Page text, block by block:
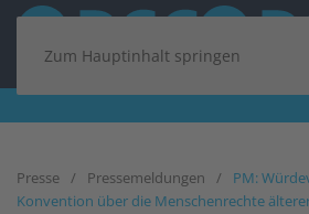
Zum Hauptinhalt springen
Presse Pressemeldungen
PM:
Konvention über die Menschenrechte